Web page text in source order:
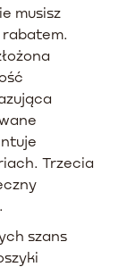
musisz
Trzecia
szans